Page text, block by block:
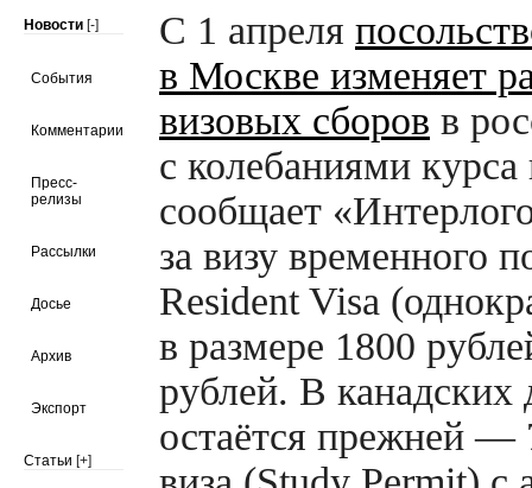
Новости [-]
События
Комментарии
Пресс-
релизы
Рассылки
Досье
Архив
Экспорт
Статьи [+]
С 1 апреля
в Москве изменяет
визовых сборов в
с колебаниями курса
сообщает
за визу временного
Resident Visa
в размере 1800
рублей. В канадских
остаётся прежней —